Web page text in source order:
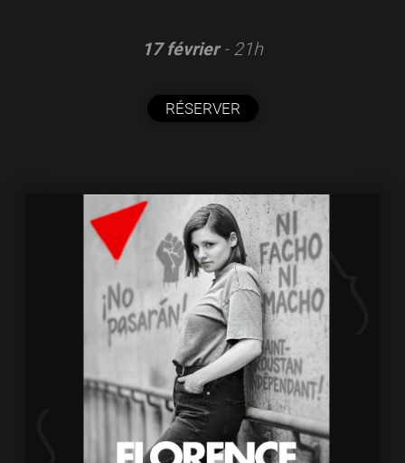
17 février- 21h
RÉSERVER